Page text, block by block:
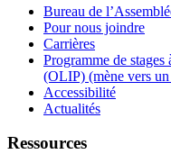
Bureau de
Pour nous joindre
Carrières
Programme de
(OLIP) (mène vers
Accessibilité
Actualités
Ressources